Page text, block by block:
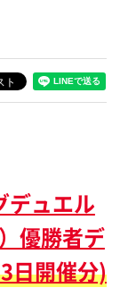
デュエル
優勝者デ
日開催分)